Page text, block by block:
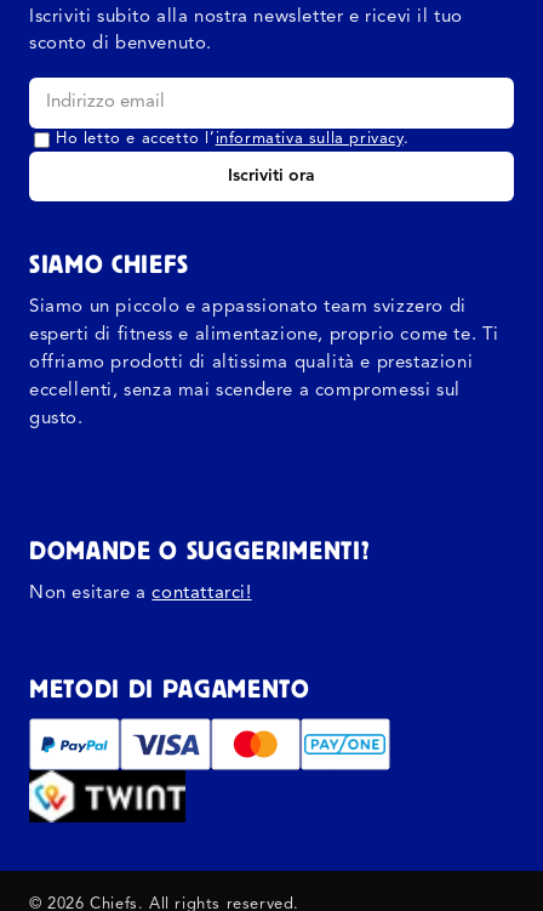
Iscriviti subito alla nostra newsletter e ricevi il tuo
sconto di benvenuto.
Ho letto e accetto l’ informativa sulla privacy.
Iscriviti ora
SIAMO CHIEFS
Siamo un piccolo e appassionato team svizzero di
esperti di fitness e alimentazione, proprio come te. Ti
offriamo prodotti di altissima qualità e prestazioni
eccellenti, senza mai scendere a compromessi sul
gusto.
DOMANDE O SUGGERIMENTI?
Non esitare acontattarci!
METODI DI PAGAMENTO
© 2026 Chiefs. All rights reserved.